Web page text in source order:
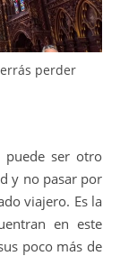
perder
ser otro
y no pasar por
viajero. Es la
en este
poco más de